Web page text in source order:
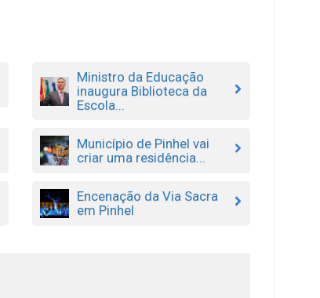
Ministro da Educação
inaugura Biblioteca da
Escola...
Município de Pinhel vai
criar uma residência...
Encenação da Via Sacra
em Pinhel